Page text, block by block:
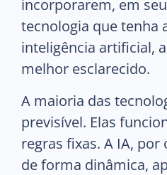
incorporarem, em
tecnologia que tenha
inteligência artificial,
melhor esclarecido.
A maioria das
previsível. Elas
regras fixas. A IA,
de forma dinâmica,